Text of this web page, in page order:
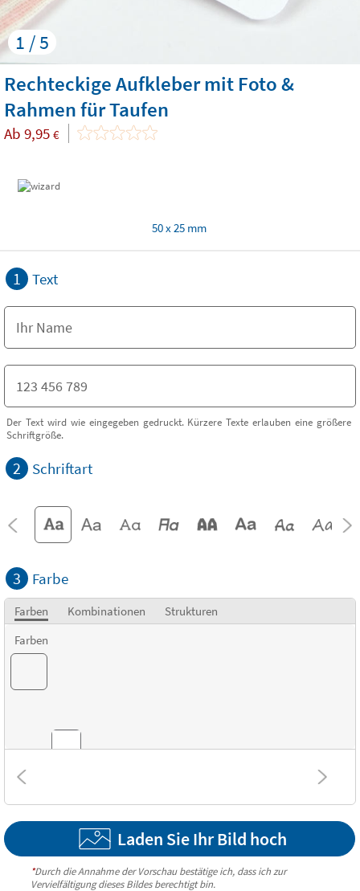
1 / 5
Rechteckige Aufkleber mit Foto &
Rahmen für Taufen
Ab 9,95 €
50 x 25 mm
1 Text
Der Text wird wie eingegeben gedruckt. Kürzere Texte erlauben eine größere
Schriftgröße.
2 Schriftart
3 Farbe
Farben Kombinationen
Strukturen
Farben
Kombinationen
Strukturen
Laden Sie Ihr Bild hoch
*Durch die Annahme der Vorschau bestätige ich, dass ich zur
Vervielfältigung dieses Bildes berechtigt bin.